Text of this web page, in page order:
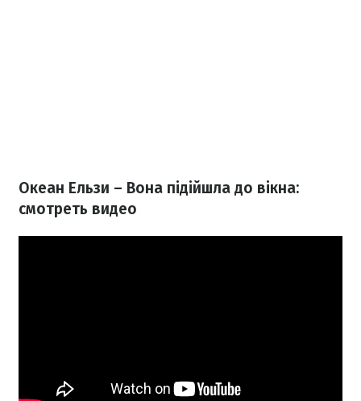
Океан Ельзи – Вона підійшла до вікна:
смотреть видео